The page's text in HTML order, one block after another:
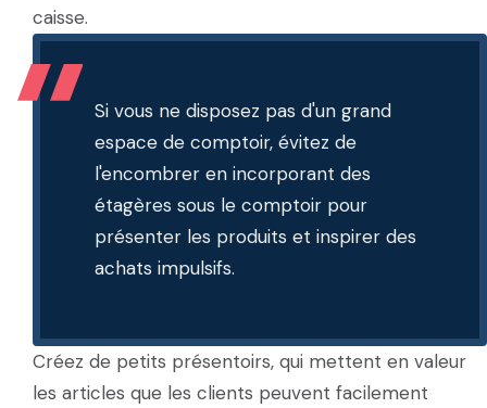
caisse.
Si vous ne disposez pas d'un grand
espace de comptoir, évitez de
l'encombrer en incorporant des
étagères sous le comptoir pour
présenter les produits et inspirer des
achats impulsifs.
Créez de petits présentoirs, qui mettent en valeur
les articles que les clients peuvent facilement